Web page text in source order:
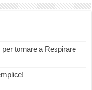
tornare a Respirare